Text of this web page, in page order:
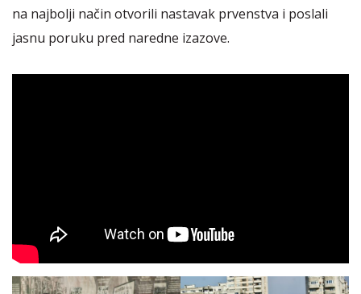
na najbolji način otvorili nastavak prvenstva i poslali
jasnu poruku pred naredne izazove.